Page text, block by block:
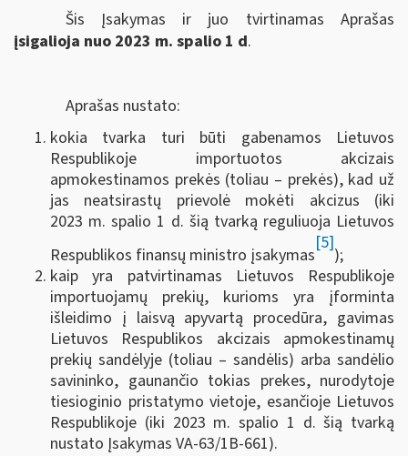
Šis Įsakymas ir juo tvirtinamas Aprašas
įsigalioja nuo 2023 m. spalio 1 d.
Aprašas nustato:
kokia tvarka turi būti gabenamos Lietuvos
Respublikoje importuotos akcizais
apmokestinamos prekės (toliau – prekės), kad už
jas neatsirastų prievolė mokėti akcizus (iki
2023 m. spalio 1 d. šią tvarką reguliuoja Lietuvos
Respublikos finansų ministro įsakymas
[5]
);
kaip yra patvirtinamas Lietuvos Respublikoje
importuojamų prekių, kurioms yra įforminta
išleidimo į laisvą apyvartą procedūra, gavimas
Lietuvos Respublikos akcizais apmokestinamų
prekių sandėlyje (toliau – sandėlis) arba sandėlio
savininko, gaunančio tokias prekes, nurodytoje
tiesioginio pristatymo vietoje, esančioje Lietuvos
Respublikoje (iki 2023 m. spalio 1 d. šią tvarką
nustato Įsakymas VA-63/1B-661).